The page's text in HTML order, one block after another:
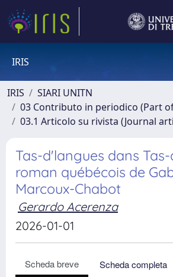
IRIS
IRIS
SIARI UNITN
03 Contributo in periodico (Part
03.1 Articolo su rivista (Journal
Tas-d'langues dans
roman québécois de
Marcoux-Chabot
Gerardo Acerenza
2026-01-01
Scheda breve
Scheda completa